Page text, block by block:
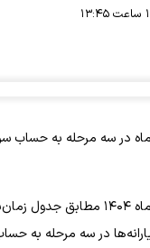
ساعت
در سه مرحله به حساب
یارانه نقدی اردیبهشت‌ماه
در سه مرحله به حساب